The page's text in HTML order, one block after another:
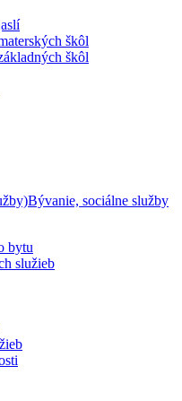
škôl
škôl
Bývanie, sociálne služby
bytu
služieb